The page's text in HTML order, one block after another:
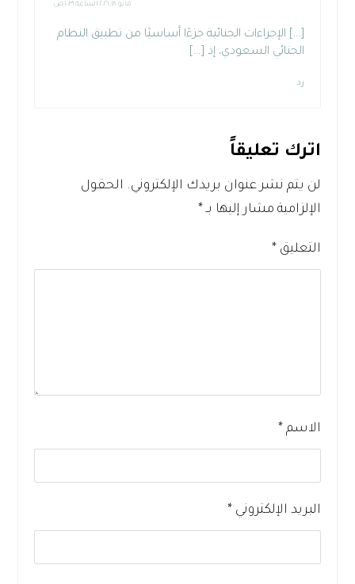
مايو ١٨, ٢٠٢٦ الساعة ١٠:٣١ ص
[…] الإجراءات الجنائية جزءًا أساسيًا من تطبيق النظام
الجنائي السعودي، إذ […]
رد
اترك تعليقاً
لن يتم نشر عنوان بريدك الإلكتروني. الحقول
الإلزامية مشار إليها بـ*
التعليق*
الاسم*
البريد الإلكتروني*